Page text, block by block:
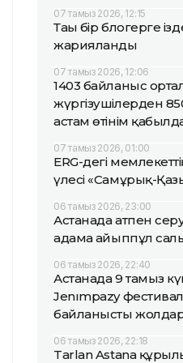
07 тамыз 2026, 12:15
Тағы бір блогерге
жарияланды
07 тамыз 2026, 12:06
1403 байланыс
жүргізушілерден
астам өтінім
07 тамыз 2026, 01:00
ERG-дегі
үлесі «Самұрық-
06 тамыз 2026, 23:00
Астанада атпен
адамға айыппұл
06 тамыз 2026, 22:40
Астанада 9 тамыз
Jenımpazy
байланысты
06 тамыз 2026, 22:18
Tarlan Astana